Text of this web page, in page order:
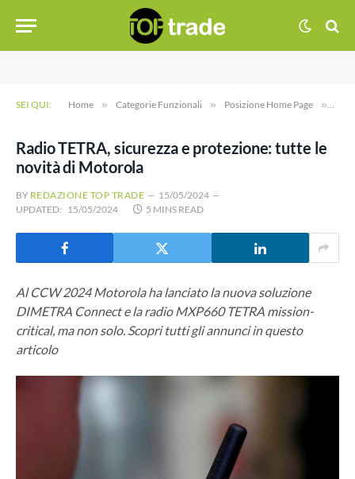
SEI QUI: Home » Categorie Funzionali » Posizione Home Page »
Radio TETRA, sicurezza e protezione: tutte le
novità di Motorola
BY REDAZIONE TOP TRADE
15/05/2024
UPDATED: 15/05/2024 5 MINS READ
Al CCW 2024 Motorola ha lanciato la nuova soluzione
DIMETRA Connect e la radio MXP660 TETRA mission-
critical, ma non solo. Scopri tutti gli annunci in questo
articolo